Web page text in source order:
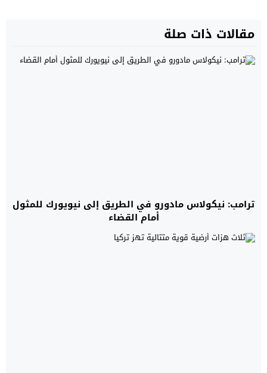
مقالات ذات صلة
ترامب: نيكولاس مادورو في الطريق إلى نيويورك للمثول
أمام القضاء